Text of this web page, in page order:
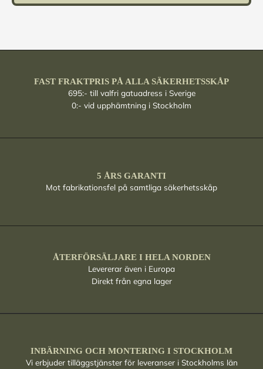
FAST FRAKTPRIS PÅ ALLA SÄKERHETSSKÅP
695:- till valfri gatuadress i Sverige
0:- vid upphämtning i Stockholm
5 ÅRS GARANTI
Mot fabrikationsfel på samtliga säkerhetsskåp
ÅTERFÖRSÄLJARE I HELA NORDEN
Levererar även i Europa
Direkt från egna lager
INBÄRNING OCH MONTERING I STOCKHOLM
Vi erbjuder tilläggstjänster för leveranser i Stockholms län